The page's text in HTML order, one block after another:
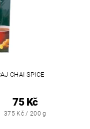
CHAI SPICE
75 Kč
375 Kč / 200 g